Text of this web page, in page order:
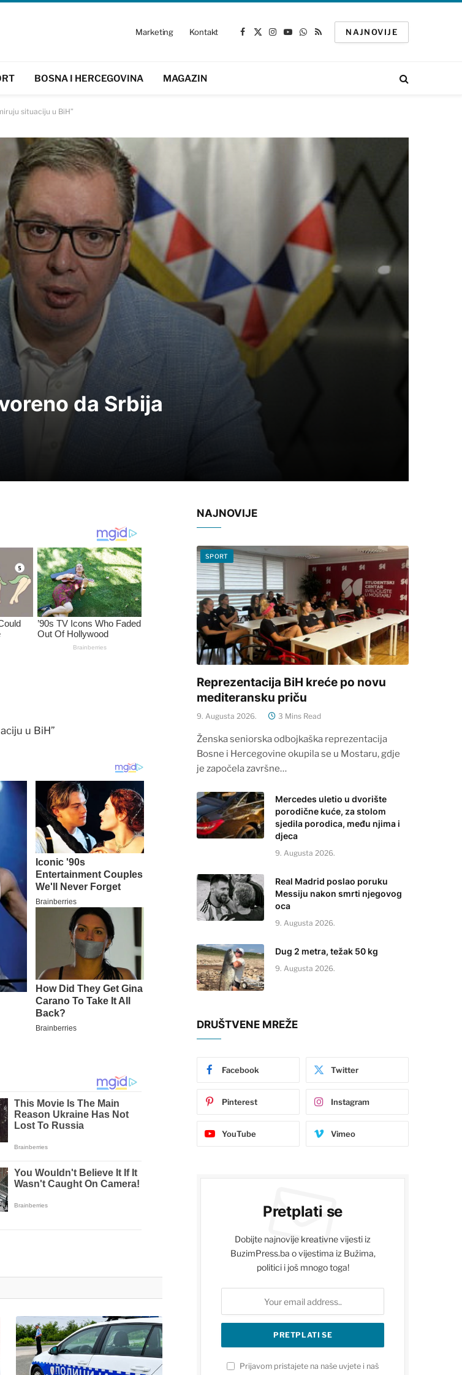
Marketing Kontakt
Facebook
X
Instagram
YouTube
WhatsApp
RSS
NAJNOVIJE
BOSNA I HERCEGOVINA MAGAZIN
situaciju u BiH”
da Srbija
u BiH”
NAJNOVIJE
SPORT
Reprezentacija BiH kreće po novu
mediteransku priču
9. Augusta 2026. 3 Mins Read
Ženska seniorska odbojkaška reprezentacija
Bosne i Hercegovine okupila se u Mostaru, gdje
je započela završne…
Mercedes uletio u dvorište
porodične kuće, za stolom
sjedila porodica, među njima i
djeca
9. Augusta 2026.
Real Madrid poslao poruku
Messiju nakon smrti njegovog
oca
9. Augusta 2026.
Dug 2 metra, težak 50 kg
9. Augusta 2026.
DRUŠTVENE MREŽE
Facebook Twitter
Pinterest Instagram
YouTube Vimeo
Pretplati se
Dobijte najnovije kreativne vijesti iz
BuzimPress.ba o vijestima iz Bužima,
politici i još mnogo toga!
Prijavom pristajete na naše uvjete i naš